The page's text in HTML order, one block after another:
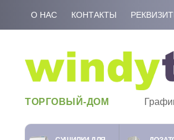
О НАС КОНТАКТЫ
ТОРГОВЫЙ-ДОМ